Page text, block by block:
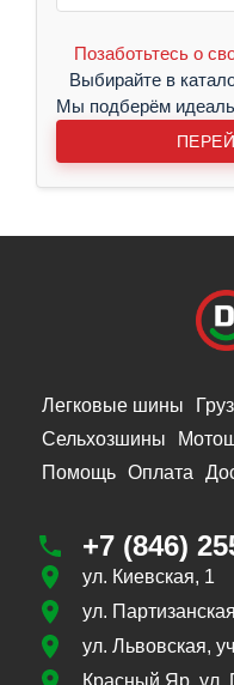
Позаботьтесь о
Выбирайте в
Мы подберём
Легковые шины
Сельхозшины
Помощь Оплата
+7 (846)
ул. Киевская, 1
ул.
ул. Львовская,